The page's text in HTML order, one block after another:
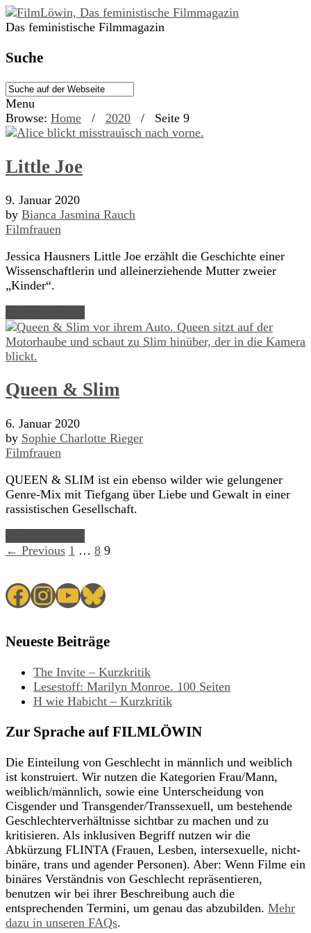
Das feministische Filmmagazin
Suche
Menu
Browse: Home / 2020 / Seite 9
Little Joe
9. Januar 2020
by Bianca Jasmina Rauch
Filmfrauen
Jessica Hausners Little Joe erzählt die Geschichte einer
Wissenschaftlerin und alleinerziehende Mutter zweier
„Kinder“.
Queen & Slim
6. Januar 2020
by Sophie Charlotte Rieger
Filmfrauen
QUEEN & SLIM ist ein ebenso wilder wie gelungener
Genre-Mix mit Tiefgang über Liebe und Gewalt in einer
rassistischen Gesellschaft.
← Previous 1 … 8 9
Facebook
Instagram
YouTube
Bluesky
Neueste Beiträge
The Invite – Kurzkritik
Lesestoff: Marilyn Monroe. 100 Seiten
H wie Habicht – Kurzkritik
Zur Sprache auf FILMLÖWIN
Die Einteilung von Geschlecht in männlich und weiblich
ist konstruiert. Wir nutzen die Kategorien Frau/Mann,
weiblich/männlich, sowie eine Unterscheidung von
Cisgender und Transgender/Transsexuell, um bestehende
Geschlechterverhältnisse sichtbar zu machen und zu
kritisieren. Als inklusiven Begriff nutzen wir die
Abkürzung FLINTA (Frauen, Lesben, intersexuelle, nicht-
binäre, trans und agender Personen). Aber: Wenn Filme ein
binäres Verständnis von Geschlecht repräsentieren,
benutzen wir bei ihrer Beschreibung auch die
entsprechenden Termini, um genau das abzubilden. Mehr
dazu in unseren FAQs.